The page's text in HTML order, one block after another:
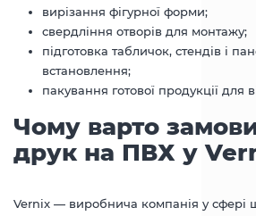
вирізання фігурної форми;
свердління отворів для монтажу;
підготовка табличок, стендів і
встановлення;
пакування готової продукції для
Чому варто
друк на ПВХ у
Vernix — виробнича компанія у сфері